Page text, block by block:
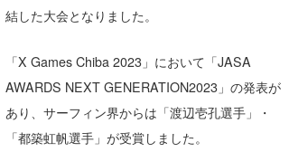
結した大会となりました。
「X Games Chiba 2023」において「JASA
AWARDS NEXT GENERATION2023」の発表が
あり、サーフィン界からは「渡辺壱孔選手」・
「都築虹帆選手」が受賞しました。
arukasvision
DELTA FORCE SURF
熊谷素子
嵯峨明日香
進士剛光
植村未来
+☆maki☆+
Aichan
ECE